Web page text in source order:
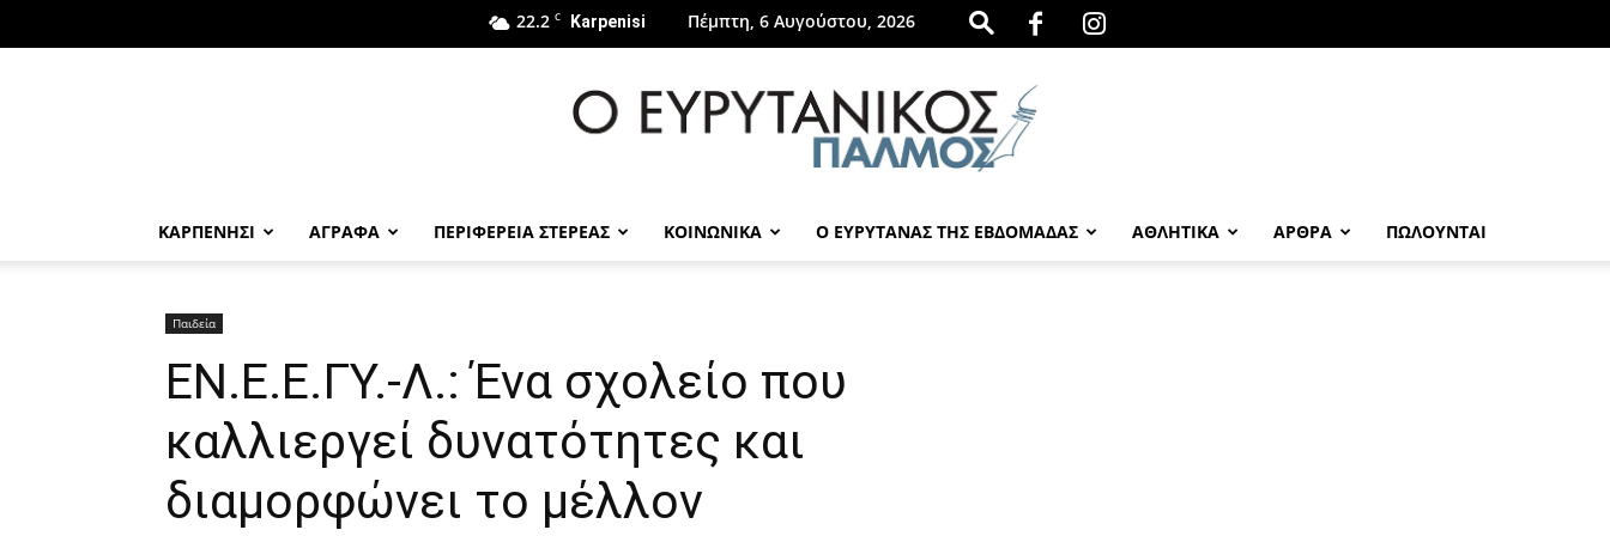
22.2 C Karpenisi Πέμπτη, 6 Αυγούστου, 2026
ΚΑΡΠΕΝΗΣΙ ΑΓΡΑΦΑ ΠΕΡΙΦΕΡΕΙΑ ΣΤΕΡΕΑΣ ΚΟΙΝΩΝΙΚΑ Ο ΕΥΡΥΤΑΝΑΣ ΤΗΣ ΕΒΔΟΜΑΔΑΣ ΑΘΛΗΤΙΚΑ ΑΡΘΡΑ ΠΩΛΟΎΝΤΑΙ
Παιδεία
ΕΝ.Ε.Ε.ΓΥ.-Λ.: Ένα σχολείο που
καλλιεργεί δυνατότητες και
διαμορφώνει το μέλλον